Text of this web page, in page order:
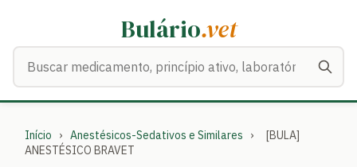
Bulário.vet
Início › Anestésicos-Sedativos e Similares ›
[BULA]
ANESTÉSICO BRAVET